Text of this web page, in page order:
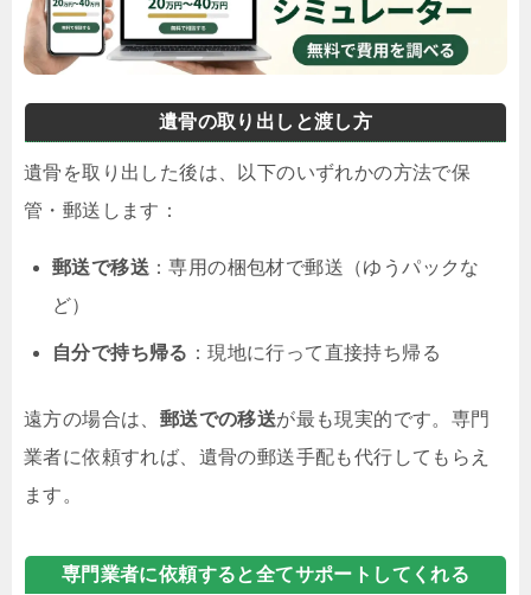
遺骨の取り出しと渡し方
遺骨を取り出した後は、以下のいずれかの方法で保
管・郵送します：
郵送で移送 ：専用の梱包材で郵送（ゆうパックな
ど）
自分で持ち帰る ：現地に行って直接持ち帰る
遠方の場合は、 郵送での移送が最も現実的です。専門
業者に依頼すれば、遺骨の郵送手配も代行してもらえ
ます。
専門業者に依頼すると全てサポートしてくれる